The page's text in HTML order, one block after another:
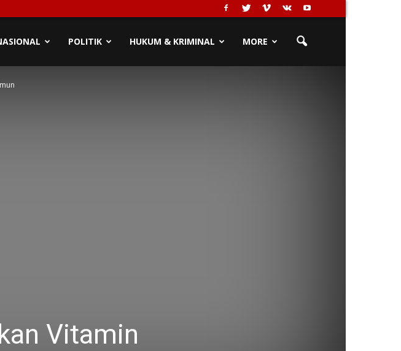
POLITIK HUKUM & KRIMINAL MORE
Vitamin